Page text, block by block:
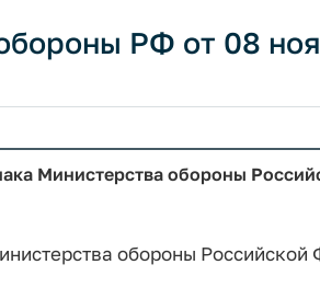
РФ от 08
Министерства обороны
обороны